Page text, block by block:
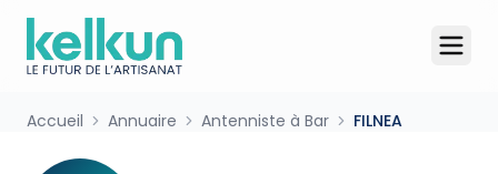
Accueil Annuaire Antenniste à Bar FILNEA